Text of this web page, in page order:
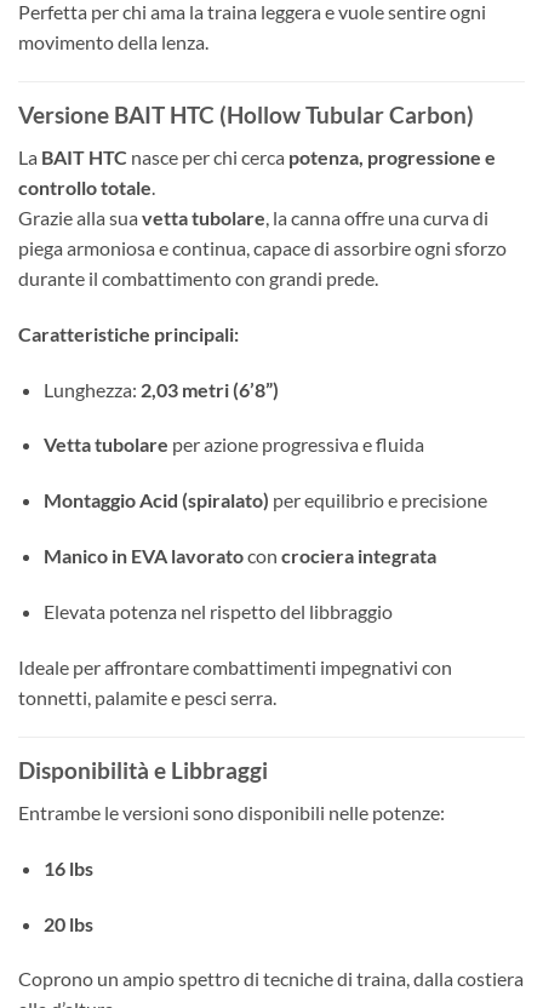
Perfetta per chi ama la traina leggera e vuole sentire ogni
movimento della lenza.
Versione BAIT HTC (Hollow Tubular Carbon)
La BAIT HTC nasce per chi cerca potenza, progressione e
controllo totale.
Grazie alla sua vetta tubolare, la canna offre una curva di
piega armoniosa e continua, capace di assorbire ogni sforzo
durante il combattimento con grandi prede.
Caratteristiche principali:
Lunghezza: 2,03 metri (6’8”)
Vetta tubolare per azione progressiva e fluida
Montaggio Acid (spiralato) per equilibrio e precisione
Manico in EVA lavoratocon crociera integrata
Elevata potenza nel rispetto del libbraggio
Ideale per affrontare combattimenti impegnativi con
tonnetti, palamite e pesci serra.
Disponibilità e Libbraggi
Entrambe le versioni sono disponibili nelle potenze:
16 lbs
20 lbs
Coprono un ampio spettro di tecniche di traina, dalla costiera